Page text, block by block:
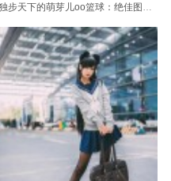
独步天下的萌芽儿oo篮球：绝佳图片收集